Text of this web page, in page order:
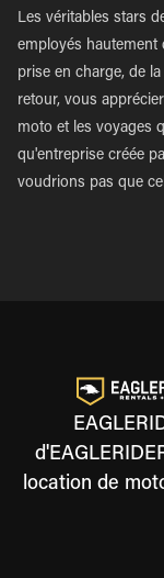
Les véritables stars
employés hautement
prise en charge, de
retour, vous
moto et les voyages
qu'entreprise créée
voudrions pas que
location de